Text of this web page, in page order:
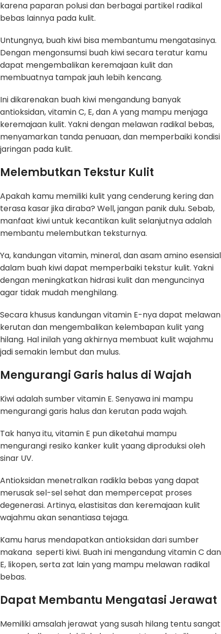
karena paparan polusi dan berbagai partikel radikal
bebas lainnya pada kulit.
Untungnya, buah kiwi bisa membantumu mengatasinya.
Dengan mengonsumsi buah kiwi secara teratur kamu
dapat mengembalikan keremajaan kulit dan
membuatnya tampak jauh lebih kencang.
Ini dikarenakan buah kiwi mengandung banyak
antioksidan, vitamin C, E, dan A yang mampu menjaga
keremajaan kulit. Yakni dengan melawan radikal bebas,
menyamarkan tanda penuaan, dan memperbaiki kondisi
jaringan pada kulit.
Melembutkan Tekstur Kulit
Apakah kamu memiliki kulit yang cenderung kering dan
terasa kasar jika diraba? Well, jangan panik dulu. Sebab,
manfaat kiwi untuk kecantikan kulit selanjutnya adalah
membantu melembutkan teksturnya.
Ya, kandungan vitamin, mineral, dan asam amino esensial
dalam buah kiwi dapat memperbaiki tekstur kulit. Yakni
dengan meningkatkan hidrasi kulit dan menguncinya
agar tidak mudah menghilang.
Secara khusus kandungan vitamin E-nya dapat melawan
kerutan dan mengembalikan kelembapan kulit yang
hilang. Hal inilah yang akhirnya membuat kulit wajahmu
jadi semakin lembut dan mulus.
Mengurangi Garis halus di Wajah
Kiwi adalah sumber vitamin E. Senyawa ini mampu
mengurangi garis halus dan kerutan pada wajah.
Tak hanya itu, vitamin E pun diketahui mampu
mengurangi resiko kanker kulit yaang diproduksi oleh
sinar UV.
Antioksidan menetralkan radikla bebas yang dapat
merusak sel-sel sehat dan mempercepat proses
degenerasi. Artinya, elastisitas dan keremajaan kulit
wajahmu akan senantiasa tejaga.
Kamu harus mendapatkan antioksidan dari sumber
makana seperti kiwi. Buah ini mengandung vitamin C dan
E, likopen, serta zat lain yang mampu melawan radikal
bebas.
Dapat Membantu Mengatasi Jerawat
Memiliki amsalah jerawat yang susah hilang tentu sangat